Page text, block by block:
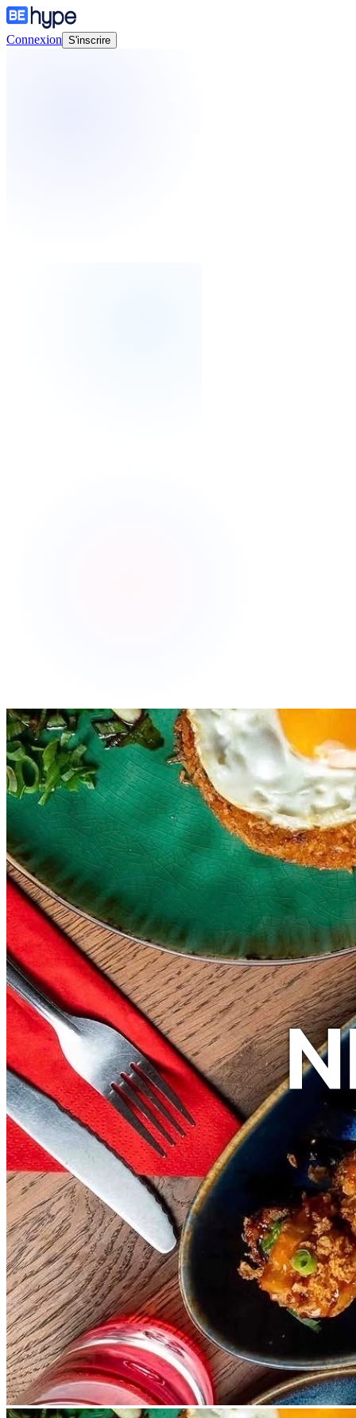
Connexion S'inscrire